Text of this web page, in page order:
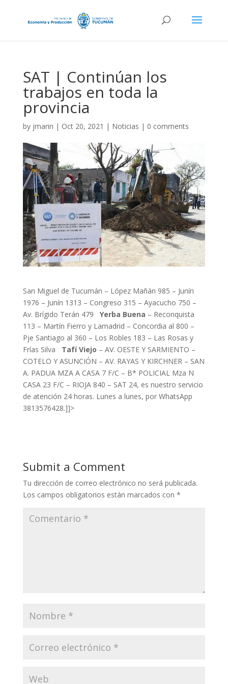
SAT | Continúan los
trabajos en toda la
provincia
by jmarin | Oct 20, 2021 | Noticias | 0 comments
San Miguel de Tucumán – López Mañán 985 – Junín
1976 – Junín 1313 – Congreso 315 – Ayacucho 750 –
Av. Brígido Terán 479 Yerba Buena – Reconquista
113 – Martín Fierro y Lamadrid – Concordia al 800 –
Pje Santiago al 360 – Los Robles 183 – Las Rosas y
Frías Silva Tafí Viejo – AV. OESTE Y SARMIENTO –
COTELO Y ASUNCIÓN – AV. RAYAS Y KIRCHNER – SAN
A. PADUA MZA A CASA 7 F/C – B* POLICIAL Mza N
CASA 23 F/C – RIOJA 840 – SAT 24, es nuestro servicio
de atención 24 horas. Lunes a lunes, por WhatsApp
3813576428.]]>
Submit a Comment
Tu dirección de correo electrónico no será publicada.
Los campos obligatorios están marcados con *